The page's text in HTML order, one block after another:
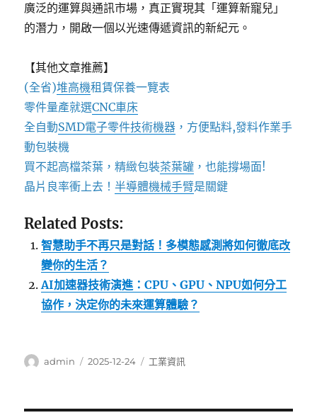
廣泛的運算與通訊市場，真正實現其「運算新寵兒」
的潛力，開啟一個以光速傳遞資訊的新紀元。
【其他文章推薦】
(全省)堆高機租賃保養一覽表
零件量產就選CNC車床
全自動SMD電子零件技術機器 ，方便點料,發料作業手
動包裝機
買不起高檔茶葉，精緻包裝茶葉罐 ，也能撐場面!
晶片良率衝上去！半導體機械手臂是關鍵
Related Posts:
智慧助手不再只是對話！多模態感測將如何徹底改
變你的生活？
AI加速器技術演進：CPU、GPU、NPU如何分工
協作，決定你的未來運算體驗？
作
admin
發
2025-12-24
分
工業資訊